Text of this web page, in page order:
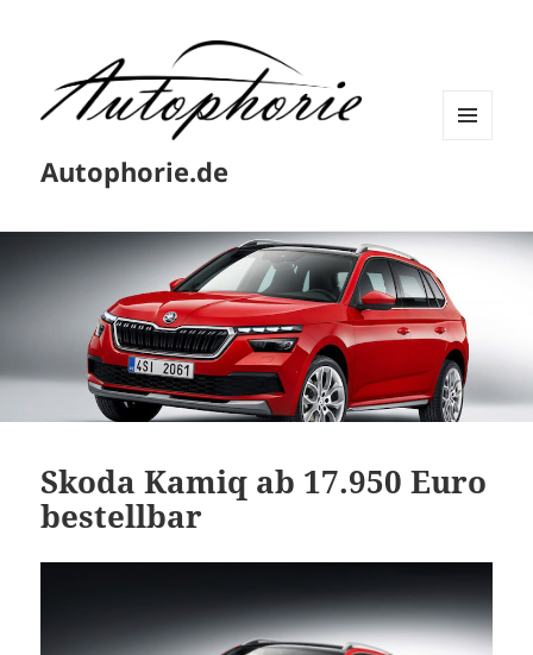
Autophorie.de
Skoda Kamiq ab 17.950 Euro
bestellbar